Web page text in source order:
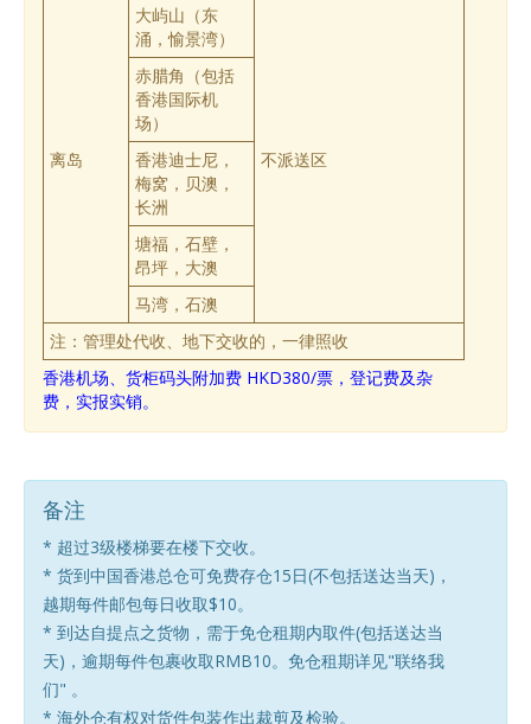
离岛
大屿山（东
涌，愉景湾）
不派送区
赤腊角（包括
香港国际机
场）
香港迪士尼，
梅窝，贝澳，
长洲
塘福，石壁，
昂坪，大澳
马湾，石澳
注：管理处代收、地下交收的，一律照收
香港机场、货柜码头附加费 HKD380/票，登记费及杂
费，实报实销。
备注
* 超过3级楼梯要在楼下交收。
* 货到中国香港总仓可免费存仓15日(不包括送达当天)，
越期每件邮包每日收取$10。
* 到达自提点之货物，需于免仓租期内取件(包括送达当
天)，逾期每件包裹收取RMB10。免仓租期详见"联络我
们" 。
* 海外仓有权对货件包装作出裁剪及检验。